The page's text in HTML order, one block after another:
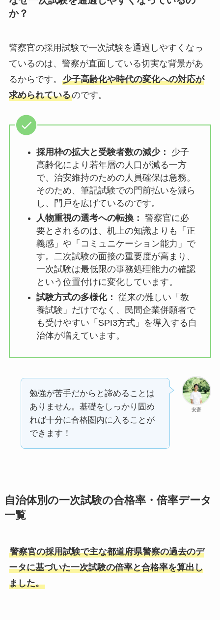
か？
警察官の採用試験で一次試験を通過しやすくなっ
ているのは、警察が直面している切実な背景があ
るからです。 少子高齢化や時代の変化への対応が
求められているのです。
採用枠の拡大と受験者数の減少：
少子
高齢化により若年層の人口が減る一方
で、治安維持のための人員確保は急務。
そのため、筆記試験での門前払いを減ら
し、門戸を広げているのです。
人物重視の選考への転換： 警察官に必
要とされるのは、机上の知識よりも「正
義感」や「コミュニケーション能力」で
す。二次試験の面接の重要度が高まり、
一次試験は最低限の事務処理能力の確認
という位置付けに変化しています。
試験方式の多様化： 従来の難しい「教
養試験」だけでなく、民間企業併願者で
も受けやすい「SPI3方式」を導入する自
治体が増えています。
安齋
勉強が苦手だからと諦めることは
ありません。基礎をしっかり固め
れば十分に合格圏内に入ることが
できます！
自治体別の一次試験の合格率・倍率データ
一覧
警察官の採用試験で主な都道府県警察の過去のデ
ータに基づいた一次試験の倍率と合格率を算出し
ました。